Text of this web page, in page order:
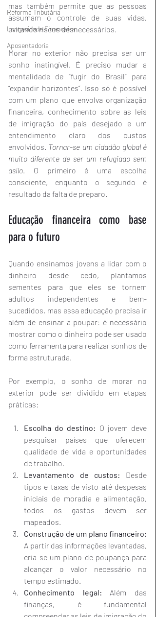
Reforma Tributária
Longevidade Financeira
Aposentadoria
mas também permite que as pessoas
assumam o controle de suas vidas,
evitando riscos desnecessários.
Morar no exterior não precisa ser um
sonho inatingível. É preciso mudar a
mentalidade de “fugir do Brasil” para
“expandir horizontes”. Isso só é possível
com um plano que envolva organização
financeira, conhecimento sobre as leis
de imigração do país desejado e um
entendimento claro dos custos
envolvidos. Tornar-se um cidadão global é
muito diferente de ser um refugiado sem
asilo. O primeiro é uma escolha
consciente, enquanto o segundo é
resultado da falta de preparo.
Educação financeira como base
para o futuro
Quando ensinamos jovens a lidar com o
dinheiro desde cedo, plantamos
sementes para que eles se tornem
adultos independentes e bem-
sucedidos, mas essa educação precisa ir
além de ensinar a poupar: é necessário
mostrar como o dinheiro pode ser usado
como ferramenta para realizar sonhos de
forma estruturada.
Por exemplo, o sonho de morar no
exterior pode ser dividido em etapas
práticas:
Escolha do destino: O jovem deve
pesquisar países que oferecem
qualidade de vida e oportunidades
de trabalho.
Levantamento de custos: Desde
tipos e taxas de visto até despesas
iniciais de moradia e alimentação,
todos os gastos devem ser
mapeados.
Construção de um plano financeiro:
A partir das informações levantadas,
cria-se um plano de poupança para
alcançar o valor necessário no
tempo estimado.
Conhecimento legal: Além das
finanças, é fundamental